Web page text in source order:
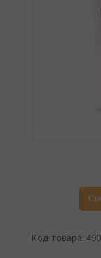
Код товара: